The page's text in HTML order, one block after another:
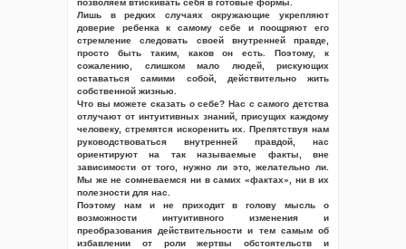
позволяем втискивать себя в готовые формы.
Лишь в редких случаях окружающие укрепляют
доверие ребенка к самому себе и поощряют его
стремление следовать своей внутренней правде,
просто быть таким, каков он есть. Поэтому, к
сожалению, слишком мало людей, рискующих
оставаться самими собой, действительно жить
собственной жизнью.
Что вы можете сказать о себе? Нас с самого детства
отлучают от интуитивных знаний, присущих каждому
человеку, стремятся искоренить их. Препятствуя нам
руководствоваться внутренней правдой, нас
ориентируют на так называемые факты, вне
зависимости от того, нужно ли это, желательно ли.
Мы же не сомневаемся ни в самих «фактах», ни в их
полезности для нас.
Поэтому нам и не приходит в голову мысль о
возможности интуитивного изменения и
преобразования действительности и тем самым об
избавлении от роли жертвы обстоятельств и